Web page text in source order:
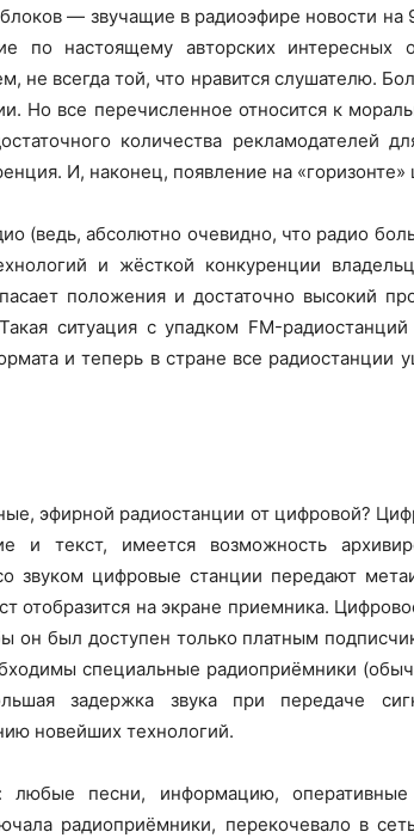
— звучащие в радиоэфире новости
по настоящему авторских интересных
не всегда той, что нравится слушателю.
Но все перечисленное относится к
количества рекламодателей
И, наконец, появление на
(ведь, абсолютно очевидно, что радио
и жёсткой конкуренции
положения и достаточно высокий
ситуация с упадком FM-
и теперь в стране все
эфирной радиостанции от цифровой?
и текст, имеется возможность
звуком цифровые станции передают
отобразится на экране приемника.
он был доступен только платным
специальные радиоприёмники
задержка звука при передаче
новейших технологий.
любые песни, информацию,
радиоприёмники, перекочевало в